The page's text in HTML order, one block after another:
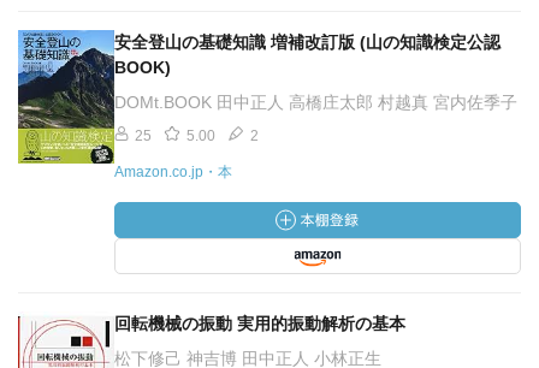
安全登山の基礎知識 増補改訂版 (山の知識検定公認
BOOK)
DOMt.BOOK 田中正人 高橋庄太郎 村越真 宮内佐季子
25 5.00 2
Amazon.co.jp・本
回転機械の振動 実用的振動解析の基本
松下修己 神吉博 田中正人 小林正生